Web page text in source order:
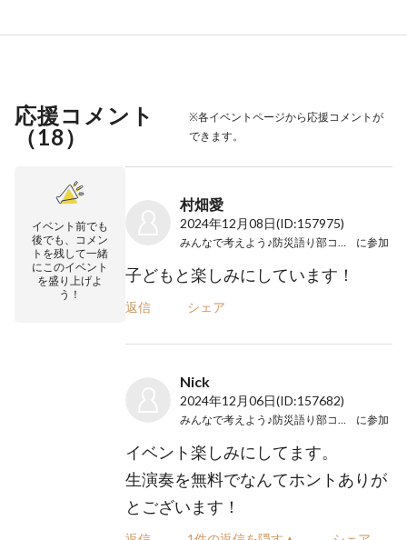
応援コメント
（18）
※各イベントページから応援コメントが
できます。
イベント前でも
後でも、コメン
トを残して一緒
にこのイベント
を盛り上げよ
う！
村畑愛
2024年12月08日(ID:157975)
に参加
子どもと楽しみにしています！
返信 シェア
Nick
2024年12月06日(ID:157682)
に参加
イベント楽しみにしてます。
生演奏を無料でなんてホントありが
とございます！